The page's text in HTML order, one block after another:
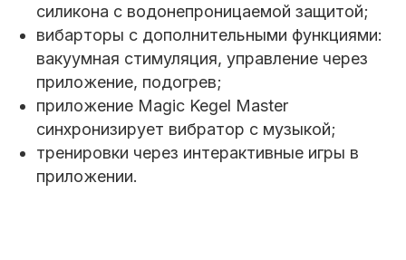
силикона с водонепроницаемой защитой;
вибарторы с дополнительными функциями:
вакуумная стимуляция, управление через
приложение, подогрев;
приложение Magic Kegel Master
синхронизирует вибратор с музыкой;
тренировки через интерактивные игры в
приложении.